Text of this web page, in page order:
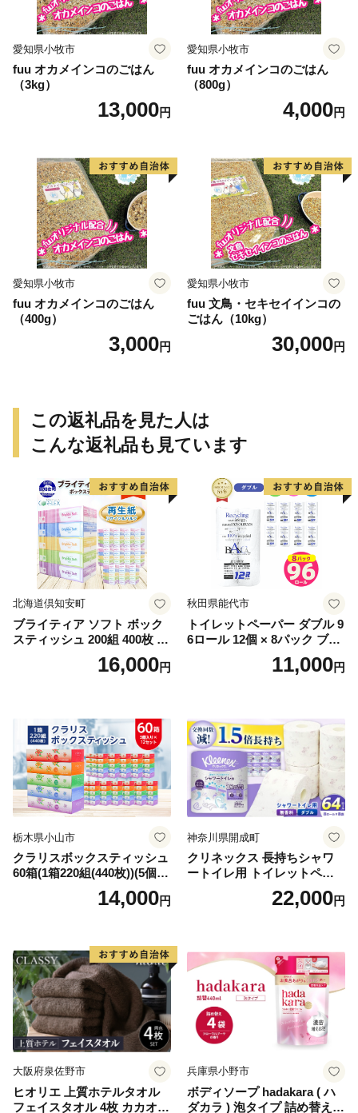
愛知県小牧市
fuu オカメインコのごはん
（3kg）
13,000円
愛知県小牧市
fuu オカメインコのごはん
（800g）
4,000円
愛知県小牧市
fuu オカメインコのごはん
（400g）
3,000円
愛知県小牧市
fuu 文鳥・セキセイインコの
ごはん（10kg）
30,000円
この返礼品を見た人は
こんな返礼品も見ています
北海道倶知安町
ブライティア ソフト ボック
スティッシュ 200組 400枚 60
箱 日本製 まとめ買い ティッ
シュ リサイクル 長持 防災 常
倶知安町 日用品
16,000円
秋田県能代市
トイレットペーパー ダブル 9
6ロール 12個 × 8パック ブラ
ンカ 再生紙 100％ 芯あり 日
用品 消耗品 無香料 生活用品
11,000円
栃木県小山市
クラリスボックスティッシュ
60箱(1箱220組(440枚))(5個入
り×12セット)【1256759】
14,000円
神奈川県開成町
クリネックス 長持ちシャワ
ートイレ用 トイレットペー
パー（ダブル）64ロール(8ロ
ール×8パック) 開成町 トイレ
蓄 防災 エコ 消耗品 生活雑貨
生活用品 無香料 トイレット
ペーパー ダブル といれっと
ぺーぱー トイレ クレシア ト
イレットペーパー [BDBH002
-1]
22,000円
大阪府泉佐野市
ヒオリエ 上質ホテルタオル
フェイスタオル 4枚 カカオ
兵庫県小野市
ボディソープ hadakara ( ハ
ダカラ ) 泡タイプ 詰め替え 4